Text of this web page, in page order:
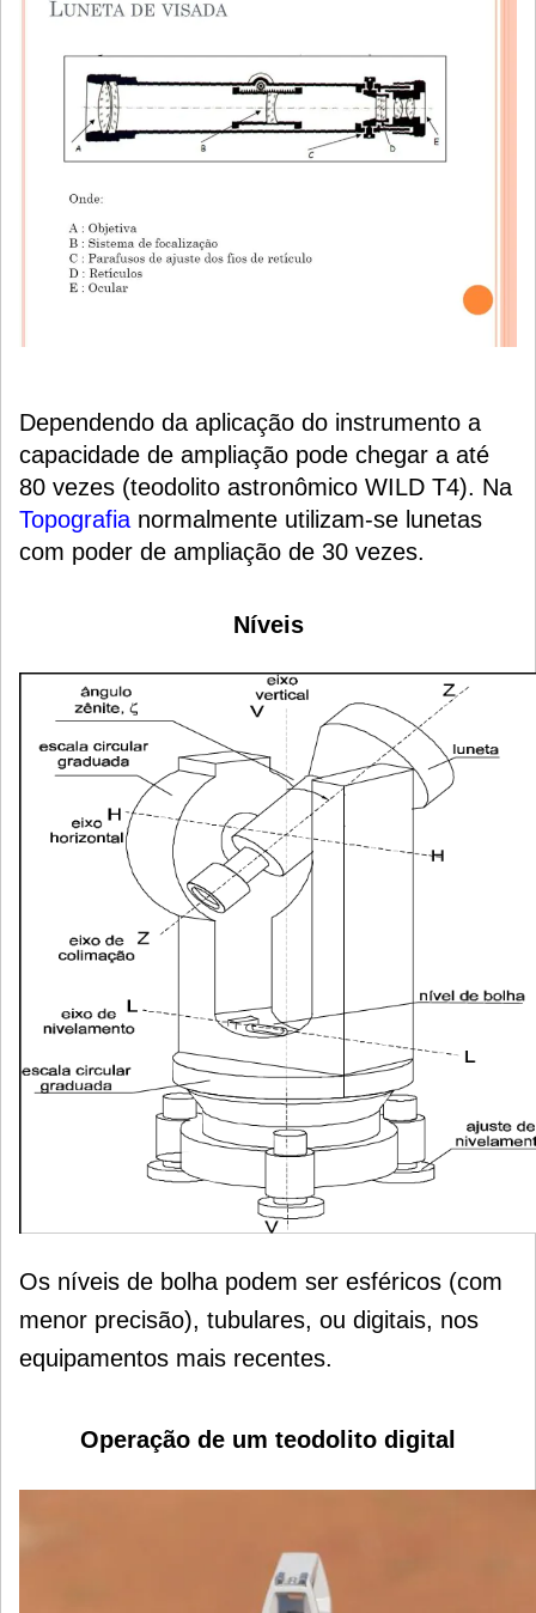
Dependendo da aplicação do instrumento a
capacidade de ampliação pode chegar a até
80 vezes (teodolito astronômico WILD T4). Na
Topografia normalmente utilizam-se lunetas
com poder de ampliação de 30 vezes.
Níveis
Os níveis de bolha podem ser esféricos (com
menor precisão), tubulares, ou digitais, nos
equipamentos mais recentes.
Operação de um teodolito digital